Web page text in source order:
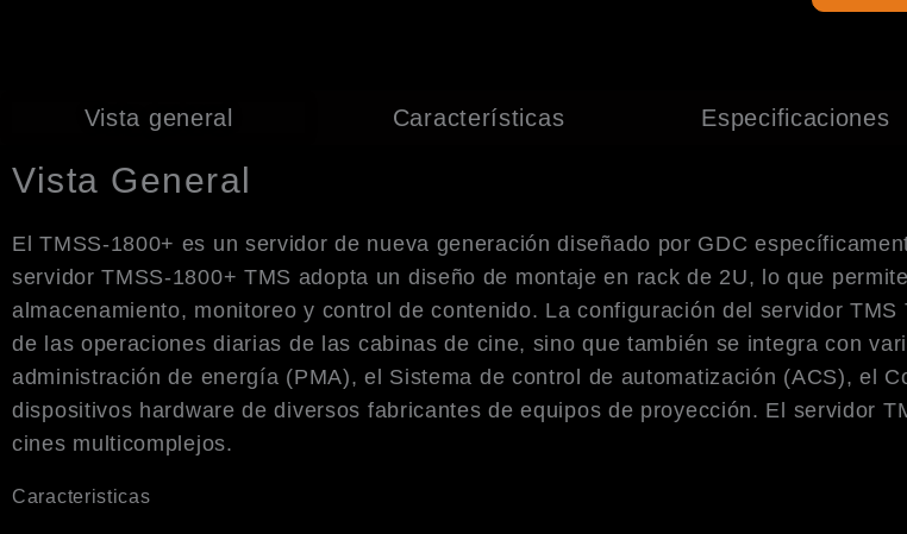
Vista general Características Especificaciones
Vista General
El TMSS-1800+ es un servidor de nueva generación diseñado por GDC
servidor TMSS-1800+ TMS adopta un diseño de montaje en rack de 2U, lo que
almacenamiento, monitoreo y control de contenido. La configuración del servidor
de las operaciones diarias de las cabinas de cine, sino que también se integra con
administración de energía (PMA), el Sistema de control de automatización (ACS), el
dispositivos hardware de diversos fabricantes de equipos de proyección. El servidor
cines multicomplejos.
Caracteristicas